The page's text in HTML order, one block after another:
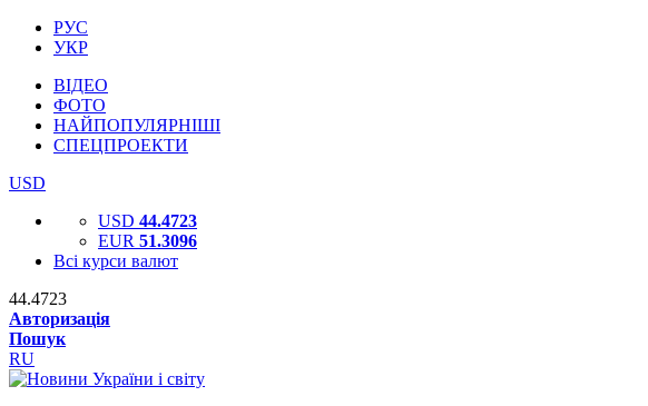
РУС
УКР
ВІДЕО
ФОТО
НАЙПОПУЛЯРНІШІ
СПЕЦПРОЕКТИ
USD
USD 44.4723
EUR 51.3096
Всі курси валют
44.4723
Авторизація
Пошук
RU